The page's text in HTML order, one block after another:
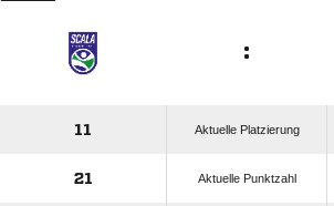
:
11 Aktuelle Platzierung
21 Aktuelle Punktzahl